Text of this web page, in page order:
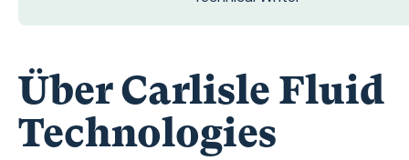
Über Carlisle Fluid
Technologies